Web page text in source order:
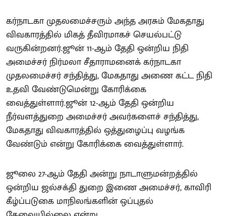
கர்நாடகா முதலமைச்சரும் அந்த அரசும் மேகதாது
விவகாரத்தில் மிகத் தீவிரமாகச் செயல்பட்டு
வருகின்றனர்.ஜூன் 11-ஆம் தேதி ஒன்றிய நிதி
அமைச்சர் நிர்மலா சீதாராமனைக் கர்நாடகா
முதலமைச்சர் சந்தித்து, மேகதாது அணை கட்ட நிதி
உதவி வேண்டுமென்று கோரிக்கை
வைத்துள்ளார்.ஜூன் 12-ஆம் தேதி ஒன்றிய
நீர்வளத்துறை அமைச்சர் அவர்களைச் சந்தித்து,
மேகதாது விவகாரத்தில் ஒத்துழைப்பு வழங்க
வேண்டும் என்று கோரிக்கை வைத்துள்ளார்.
ஜூலை 27-ஆம் தேதி அன்று நாடாளுமன்றத்தில்
ஒன்றிய ஜல்சக்தி துறை இணை அமைச்சர், காவிரி
கீழ்ப்படுகை மாநிலங்களின் ஒப்புதல்